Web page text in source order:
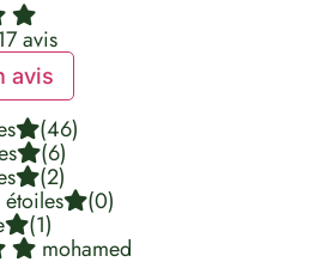
avis
avis
(46)
(6)
(2)
(0)
(1)
mohamed